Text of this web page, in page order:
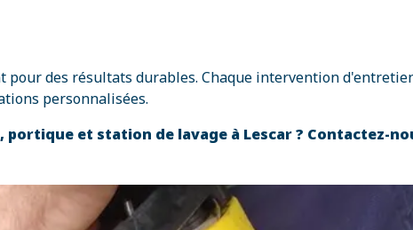
des résultats durables. Chaque intervention
personnalisées.
et station de lavage à Lescar ? Contactez-